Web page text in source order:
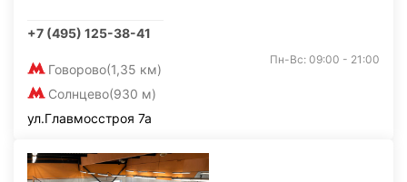
+7 (495) 125-38-41
Говорово(1,35 км)
Солнцево(930 м)
Пн-Вс: 09:00 - 21:00
ул.Главмосстроя 7а